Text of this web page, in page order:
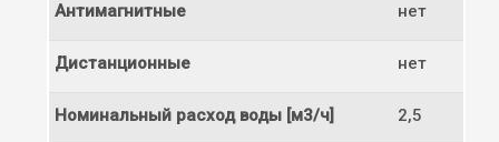
Антимагнитные нет
Дистанционные нет
Номинальный расход воды [м3/ч] 2,5